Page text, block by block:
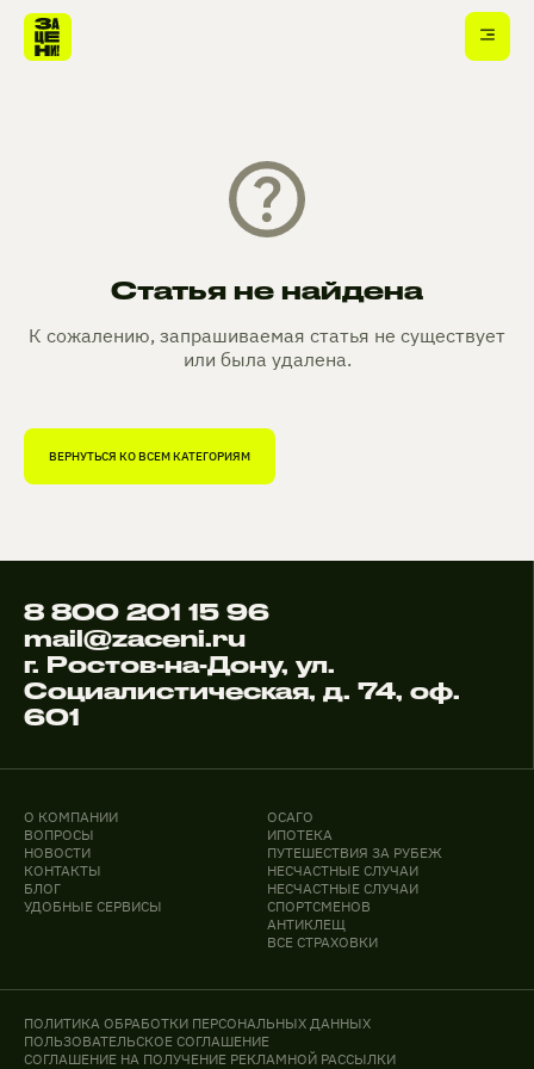
Статья не найдена
К сожалению, запрашиваемая статья не существует
или была удалена.
ВЕРНУТЬСЯ КО ВСЕМ КАТЕГОРИЯМ
8 800 201 15 96
mail@zaceni.ru
г. Ростов-на-Дону, ул.
Социалистическая, д. 74, оф.
601
О КОМПАНИИ
ВОПРОСЫ
НОВОСТИ
КОНТАКТЫ
БЛОГ
УДОБНЫЕ СЕРВИСЫ
ОСАГО
ИПОТЕКА
ПУТЕШЕСТВИЯ ЗА РУБЕЖ
НЕСЧАСТНЫЕ СЛУЧАИ
НЕСЧАСТНЫЕ СЛУЧАИ
СПОРТСМЕНОВ
АНТИКЛЕЩ
ВСЕ СТРАХОВКИ
ПОЛИТИКА ОБРАБОТКИ ПЕРСОНАЛЬНЫХ ДАННЫХ
ПОЛЬЗОВАТЕЛЬСКОЕ СОГЛАШЕНИЕ
СОГЛАШЕНИЕ НА ПОЛУЧЕНИЕ РЕКЛАМНОЙ РАССЫЛКИ